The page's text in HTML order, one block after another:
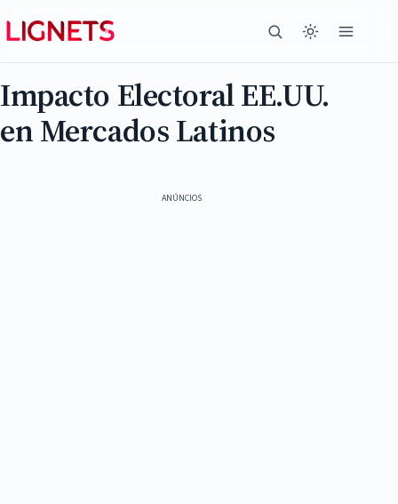
Impacto Electoral EE.UU.
en Mercados Latinos
ANÚNCIOS